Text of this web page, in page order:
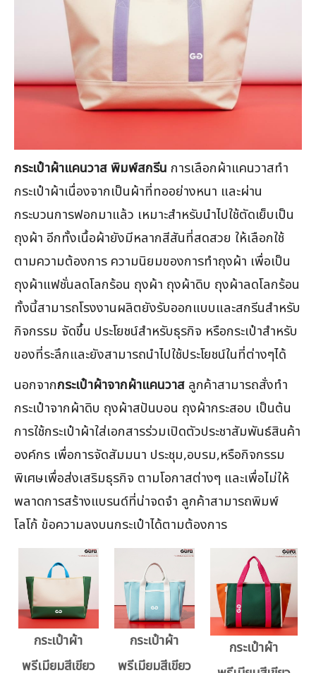
กระเป๋าผ้าแคนวาส พิมพ์สกรีน การเลือกผ้าแคนวาสทำ
กระเป๋าผ้าเนื่องจากเป็นผ้าที่ทออย่างหนา และผ่าน
กระบวนการฟอกมาแล้ว เหมาะสำหรับนำไปใช้ตัดเย็บเป็น
ถุงผ้า อีกทั้งเนื้อผ้ายังมีหลากสีสันที่สดสวย ให้เลือกใช้
ตามความต้องการ ความนิยมของการทำถุงผ้า เพื่อเป็น
ถุงผ้าแฟชั่นลดโลกร้อน ถุงผ้า ถุงผ้าดิบ ถุงผ้าลดโลกร้อน
ทั้งนี้สามารถโรงงานผลิตยังรับออกแบบและสกรีนสำหรับ
กิจกรรม จัดขึ้น ประโยชน์สำหรับธุรกิจ หรือกระเป๋าสำหรับ
ของที่ระลึกและยังสามารถนำไปใช้ประโยชน์ในที่ต่างๆได้
นอกจากกระเป๋าผ้าจากผ้าแคนวาส ลูกค้าสามารถสั่งทำ
กระเป๋าจากผ้าดิบ ถุงผ้าสปันบอน ถุงผ้ากระสอบ เป็นต้น
การใช้กระเป๋าผ้าใส่เอกสารร่วมเปิดตัวประชาสัมพันธ์สินค้า
องค์กร เพื่อการจัดสัมมนา ประชุม,อบรม,หรือกิจกรรม
พิเศษเพื่อส่งเสริมธุรกิจ ตามโอกาสต่างๆ และเพื่อไม่ให้
พลาดการสร้างแบรนด์ที่น่าจดจำ ลูกค้าสามารถพิมพ์
โลโก้ ข้อความลงบนกระเป๋าได้ตามต้องการ
กระเป๋าผ้า
พรีเมียมสีเขียว
กระเป๋าผ้า
พรีเมียมสีเขียว
กระเป๋าผ้า